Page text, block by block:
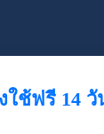
ใช้ฟรี 14 วั